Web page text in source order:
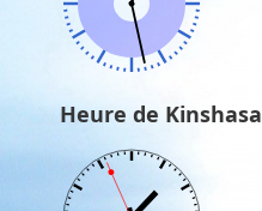
Heure de Kinshasa